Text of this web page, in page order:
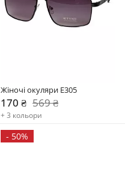
Жіночі окуляри E305
170 ₴ 569 ₴
+ 3 кольори
- 50%